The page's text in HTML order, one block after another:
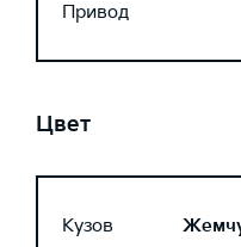
Привод
Цвет
Кузов